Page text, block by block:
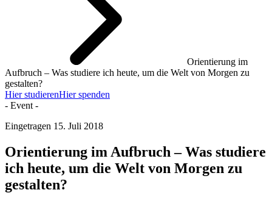
Orientierung im
Aufbruch – Was studiere ich heute, um die Welt von Morgen zu
gestalten?
Hier studierenHier spenden
- Event -
Eingetragen 15. Juli 2018
Orientierung im Aufbruch – Was studiere
ich heute, um die Welt von Morgen zu
gestalten?